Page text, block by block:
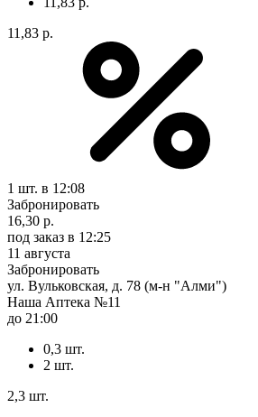
11,83 р.
1 шт. в 12:08
Забронировать
16,30 р.
под заказ в 12:25
11 августа
Забронировать
ул. Вульковская, д. 78 (м-н "Алми")
Наша Аптека №11
до 21:00
0,3 шт.
2 шт.
2,3 шт.